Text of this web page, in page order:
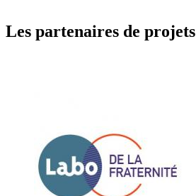
Les partenaires de projets